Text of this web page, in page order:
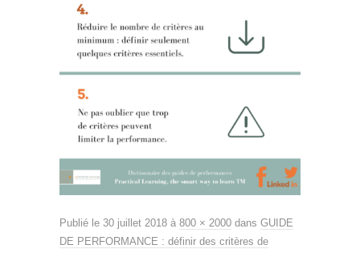
Publié le 30 juillet 2018 à 800 × 2000 dans GUIDE
DE PERFORMANCE : définir des critères de